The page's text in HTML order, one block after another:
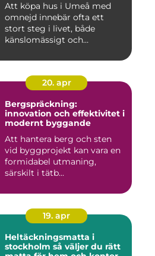
Att köpa hus i Umeå med
omnejd innebär ofta ett
stort steg i livet, både
känslomässigt och
20. apr
Bergspräckning:
innovation och effektivitet i
modernt byggande
Att hantera berg och sten
vid byggprojekt kan vara en
formidabel utmaning,
särskilt i tätb...
19. apr
Heltäckningsmatta i
stockholm så väljer du rätt